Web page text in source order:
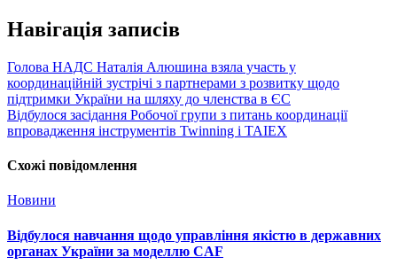
Навігація записів
Голова НАДС Наталія Алюшина взяла участь у
координаційній зустрічі з партнерами з розвитку щодо
підтримки України на шляху до членства в ЄС
Відбулося засідання Робочої групи з питань координації
впровадження інструментів Twinning і ТАІЕХ
Схожі повідомлення
Новини
Відбулося навчання щодо управління якістю в державних
органах України за моделлю CAF